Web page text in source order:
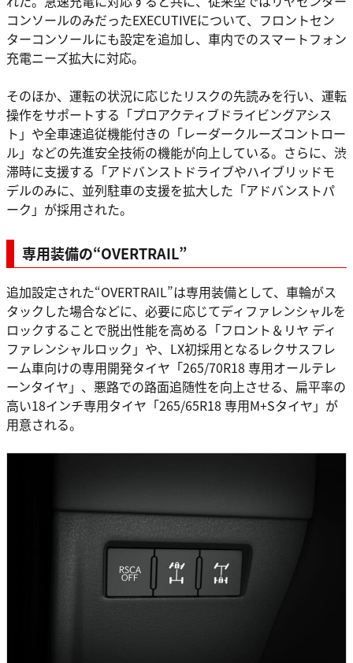
コンソールのみだったEXECUTIVEについて、フロントセン
ターコンソールにも設定を追加し、車内でのスマートフォン
充電ニーズ拡大に対応。
そのほか、運転の状況に応じたリスクの先読みを行い、運転
操作をサポートする「プロアクティブドライビングアシス
ト」や全車速追従機能付きの「レーダークルーズコントロー
ル」などの先進安全技術の機能が向上している。さらに、渋
滞時に支援する「アドバンストドライブやハイブリッドモ
デルのみに、並列駐車の支援を拡大した「アドバンストパ
ーク」が採用された。
専用装備の“OVERTRAIL”
追加設定された“OVERTRAIL”は専用装備として、車輪がス
タックした場合などに、必要に応じてディファレンシャルを
ロックすることで脱出性能を高める「フロント＆リヤ ディ
ファレンシャルロック」や、LX初採用となるレクサスフレ
ーム車向けの専用開発タイヤ「265/70R18 専用オールテレ
ーンタイヤ」、悪路での路面追随性を向上させる、扁平率の
高い18インチ専用タイヤ「265/65R18 専用M+Sタイヤ」が
用意される。